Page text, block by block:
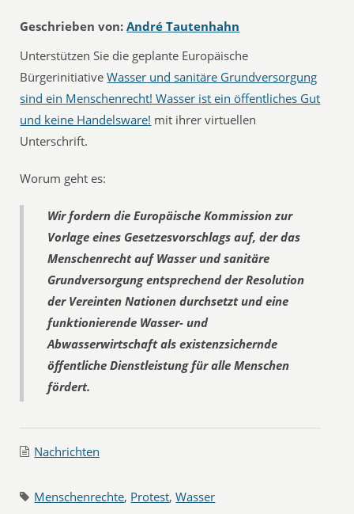
Geschrieben von: André Tautenhahn
Unterstützen Sie die geplante Europäische
Bürgerinitiative Wasser und sanitäre Grundversorgung
sind ein Menschenrecht! Wasser ist ein öffentliches Gut
und keine Handelsware!  mit ihrer virtuellen
Unterschrift.
Worum geht es:
Wir fordern die Europäische Kommission zur
Vorlage eines Gesetzesvorschlags auf, der das
Menschenrecht auf Wasser und sanitäre
Grundversorgung entsprechend der Resolution
der Vereinten Nationen durchsetzt und eine
funktionierende Wasser- und
Abwasserwirtschaft als existenzsichernde
öffentliche Dienstleistung für alle Menschen
fördert.
Nachrichten
Menschenrechte, Protest,Wasser